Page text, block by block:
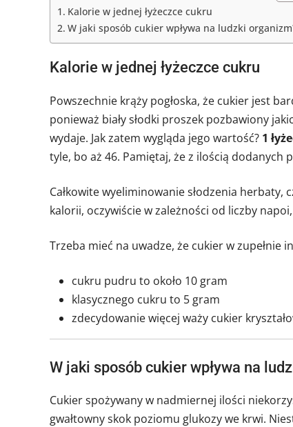
Kalorie w jednej łyżeczce cukru
W jaki sposób cukier wpływa na ludzki
Kalorie w jednej łyżeczce cukru
Powszechnie krąży pogłoska, że cukier jest
ponieważ biały słodki proszek pozbawiony
wydaje. Jak zatem wygląda jego wartość? 1
tyle, bo aż 46. Pamiętaj, że z ilością dodanych
Całkowite wyeliminowanie słodzenia herbaty,
kalorii, oczywiście w zależności od liczby
Trzeba mieć na uwadze, że cukier w zupełnie
cukru pudru to około 10 gram
klasycznego cukru to 5 gram
zdecydowanie więcej waży cukier
W jaki sposób cukier wpływa na
Cukier spożywany w nadmiernej ilości
gwałtowny skok poziomu glukozy we krwi.